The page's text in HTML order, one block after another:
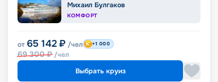
Михаил Булгаков
КОМФОРТ
от 65 142 ₽ /чел
69 300₽ /чел
+1 000
Выбрать круиз